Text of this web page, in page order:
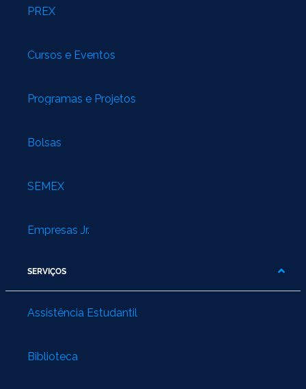
PREX
Cursos e Eventos
Programas e Projetos
Bolsas
SEMEX
Empresas Jr.
SERVIÇOS
Assistência Estudantil
Biblioteca